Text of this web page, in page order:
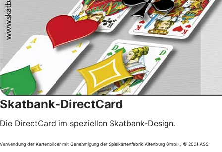
Skatbank-DirectCard
Die DirectCard im speziellen Skatbank-Design.
Verwendung der Kartenbilder mit Genehmigung der Spielkartenfabrik Altenburg GmbH, © 2021 ASS